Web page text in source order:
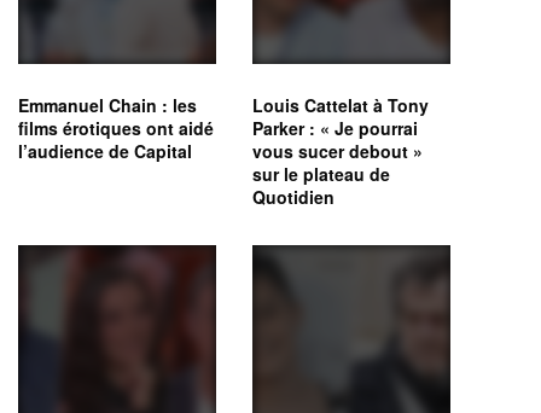
Emmanuel Chain : les
films érotiques ont aidé
l’audience de Capital
Louis Cattelat à Tony
Parker : « Je pourrai
vous sucer debout »
sur le plateau de
Quotidien